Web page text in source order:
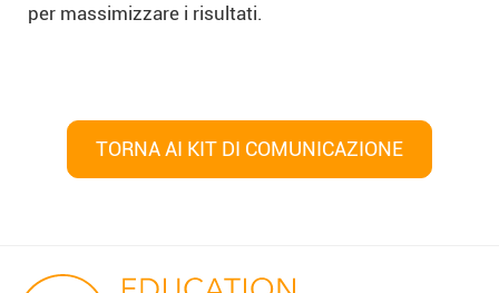
per massimizzare i risultati.
TORNA AI KIT DI COMUNICAZIONE
Navigazione